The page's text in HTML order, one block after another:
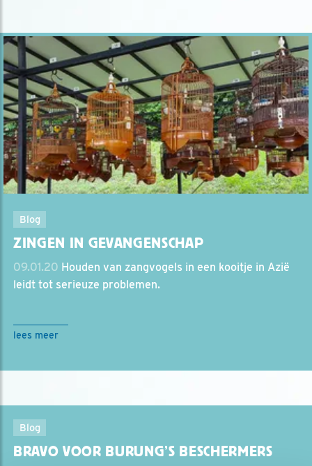
Blog
ZINGEN IN GEVANGENSCHAP
09.01.20 Houden van zangvogels in een kooitje in Azië
leidt tot serieuze problemen.
lees meer
Blog
BRAVO VOOR BURUNG’S BESCHERMERS